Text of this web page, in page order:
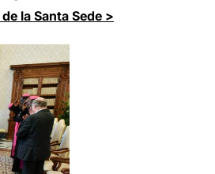
la Santa Sede >